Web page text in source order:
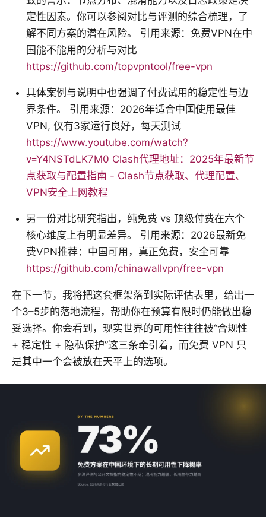
定性因素。你可以参阅对比与评测的综合梳理，了
解不同方案的潜在风险。 引用来源：免费VPN在中
国能不能用的分析与对比
https://github.com/topvpntool/free-vpn
具体案例与说明中也强调了付费试用的稳定性与边
界条件。 引用来源：2026年适合中国使用最佳
VPN, 仅有3家运行良好，每天测试
https://www.youtube.com/watch?
v=Y4NSTdLK7M0 Clash代理地址：2025年最新节
点获取与配置指南 - Clash节点获取、代理配置、
VPN安全上网教程
另一份对比研究指出，纯免费 vs 顶级付费在六个
核心维度上有明显差异。 引用来源：2026最新免
费VPN推荐：中国可用，真正免费，安全可靠
https://github.com/chinawallvpn/free-vpn
在下一节，我将把这套框架落到实际评估表里，给出一
个3–5步的落地流程，帮助你在预算有限时仍能做出稳
妥选择。你会看到，现实世界的可用性往往被“合规性
+ 稳定性 + 隐私保护”这三条牵引着，而免费 VPN 只
是其中一个会被放在天平上的选项。